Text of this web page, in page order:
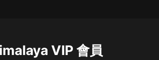
VIP 會員